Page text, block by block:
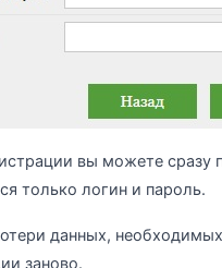
вы можете сразу
только логин и пароль.
данных,
заново.